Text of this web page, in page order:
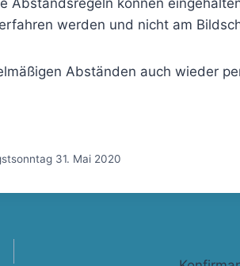
werden und nicht am
Abständen auch wieder
31. Mai 2020